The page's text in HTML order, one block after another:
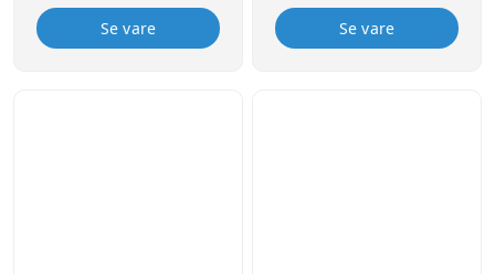
er isæt velegnet, hvor et
lille drivtryk kræver store
kapaciteter.
Se vare Se vare